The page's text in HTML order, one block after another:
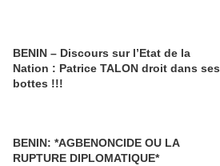
BENIN – Discours sur l’Etat de la
Nation : Patrice TALON droit dans ses
bottes !!!
BENIN: *AGBENONCIDE OU LA
RUPTURE DIPLOMATIQUE*